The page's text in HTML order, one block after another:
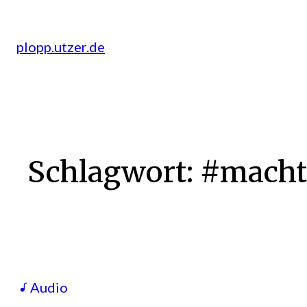
springen
plopp.utzer.de
Schlagwort:
Audio